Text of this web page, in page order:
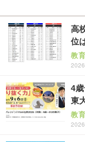
高
位
教
4
東
教